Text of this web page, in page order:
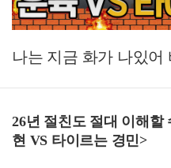
나는 지금 화가 나있어
26년 절친도 절대 이해할
현 VS 타이르는 경민>